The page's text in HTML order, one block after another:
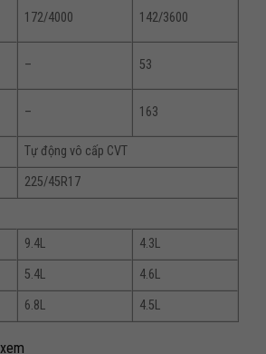
172/4000 142/3600
– 53
– 163
Tự động vô cấp CVT
225/45R17
9.4L
4.3L
5.4L
4.6L
6.8L 4.5L